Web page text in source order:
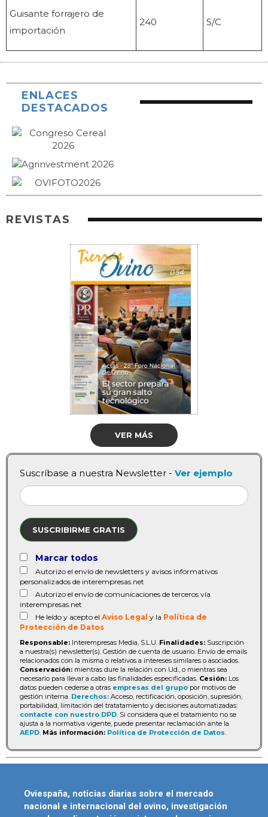
Guisante forrajero de
importación
240 S/C
ENLACES
DESTACADOS
REVISTAS
VER MÁS
Suscríbase a nuestra Newsletter - Ver ejemplo
SUSCRIBIRME GRATIS
Marcar todos
Autorizo el envío de newsletters y avisos informativos
personalizados de interempresas.net
Autorizo el envío de comunicaciones de terceros vía
interempresas.net
He leído y acepto el Aviso Legal y la Política de
Protección de Datos
Responsable: Interempresas Media, S.L.U. Finalidades: Suscripción
a nuestra(s) newsletter(s). Gestión de cuenta de usuario. Envío de emails
relacionados con la misma o relativos a intereses similares o asociados.
Conservación: mientras dure la relación con Ud., o mientras sea
necesario para llevar a cabo las finalidades especificadas. Cesión: Los
datos pueden cederse a otras empresas del grupo por motivos de
gestión interna. Derechos: Acceso, rectificación, oposición, supresión,
portabilidad, limitación del tratatamiento y decisiones automatizadas:
contacte con nuestro DPD . Si considera que el tratamiento no se
ajusta a la normativa vigente, puede presentar reclamación ante la
AEPD Más información: Política de Protección de Datos
Oviespaña, noticias diarias sobre el mercado
nacional e internacional del ovino, investigación